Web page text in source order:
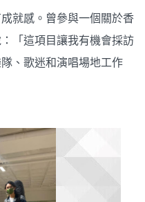
就感。曾參與一個關於香
「這項目讓我有機會採訪
、歌迷和演唱場地工作